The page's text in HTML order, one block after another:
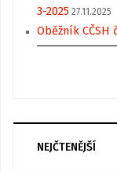
3-2025 27.11.2025
Oběžník CČSH
NEJČTENĚJŠÍ